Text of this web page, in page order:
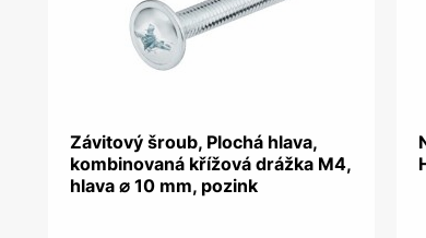
Závitový šroub, Plochá hlava,
kombinovaná křížová drážka M4,
hlava ⌀ 10 mm, pozink